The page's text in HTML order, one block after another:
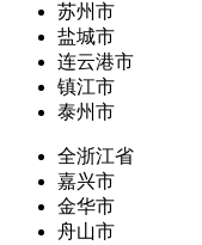
苏州市
盐城市
连云港市
镇江市
泰州市
全浙江省
嘉兴市
金华市
舟山市